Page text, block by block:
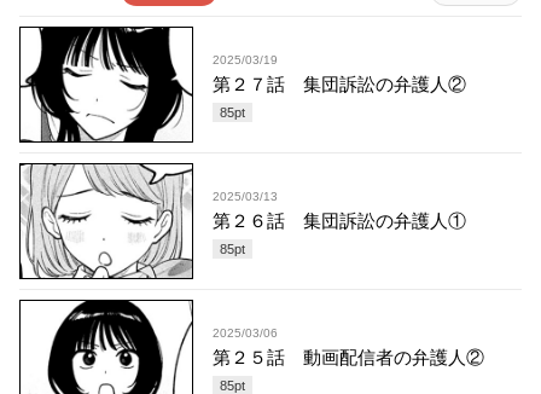
2025/03/19
第２７話 集団訴訟の弁護人②
85pt
2025/03/13
第２６話 集団訴訟の弁護人①
85pt
2025/03/06
第２５話 動画配信者の弁護人②
85pt